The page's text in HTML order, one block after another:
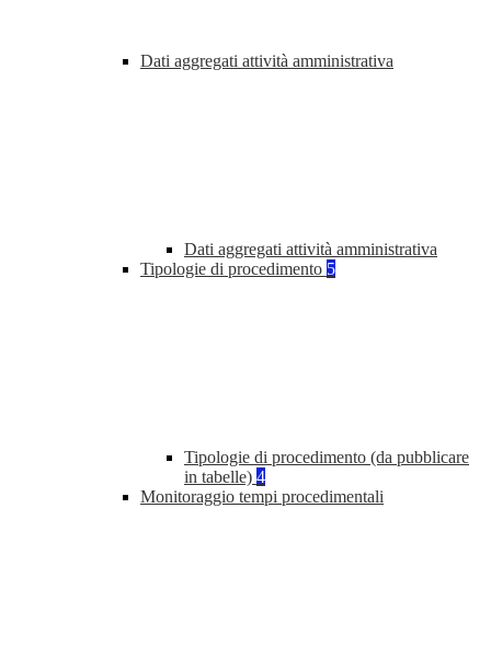
Dati aggregati attività amministrativa
Dati aggregati attività amministrativa
Tipologie di procedimento 5
Tipologie di procedimento (da pubblicare
in tabelle) 4
Monitoraggio tempi procedimentali